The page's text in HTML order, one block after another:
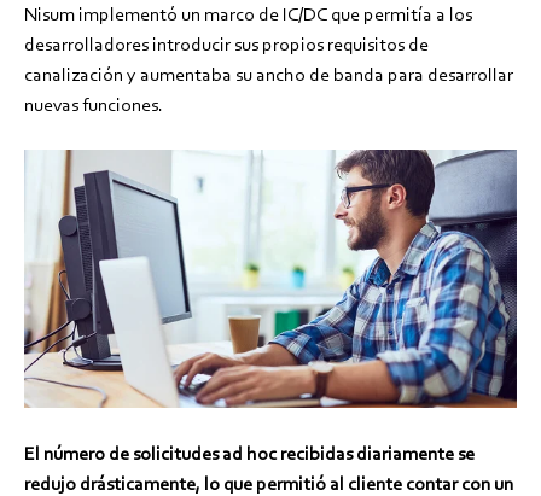
Nisum implementó un marco de IC/DC que permitía a los
desarrolladores introducir sus propios requisitos de
canalización y aumentaba su ancho de banda para desarrollar
nuevas funciones.
El número de solicitudes ad hoc recibidas diariamente se
redujo drásticamente, lo que permitió al cliente contar con un